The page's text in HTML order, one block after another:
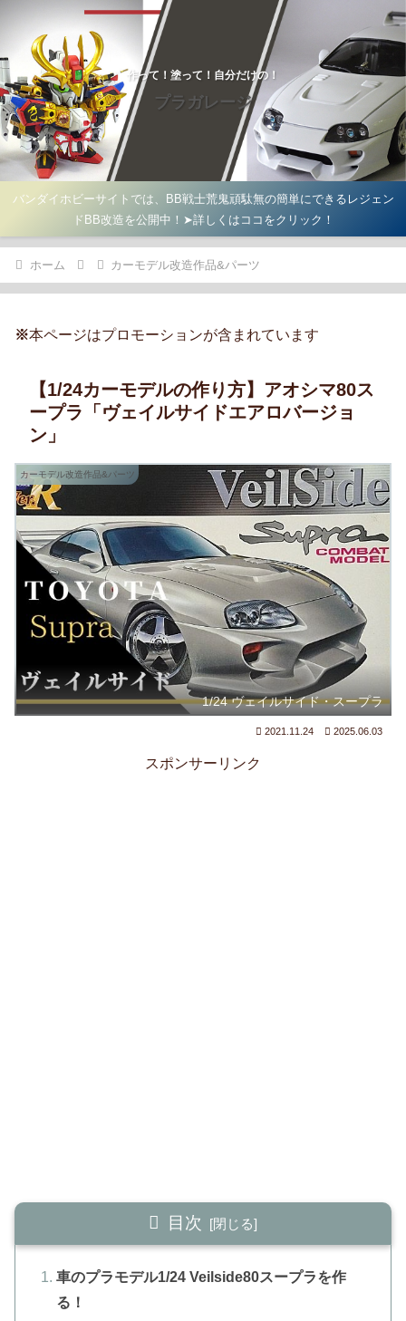
作って！塗って！自分だけの！
プラガレージ
バンダイホビーサイトでは、BB戦士荒鬼頑駄無の簡単にできるレジェン
ドBB改造を公開中！➤詳しくはココをクリック！
ホーム カーモデル改造作品&パーツ
※本ページはプロモーションが含まれています
【1/24カーモデルの作り方】アオシマ80ス
ープラ「ヴェイルサイドエアロバージョ
ン」
カーモデル改造作品&パーツ
1/24 ヴェイルサイド・スープラ
2021.11.24 2025.06.03
スポンサーリンク
目次
車のプラモデル1/24 Veilside80スープラを作
る！